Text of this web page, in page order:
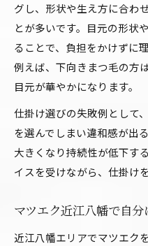
グし、形状や生え方に合わ
とが多いです。目元の形状
ることで、負担をかけずに
例えば、下向きまつ毛の方
目元が華やかになります。
仕掛け選びの失敗例として
を選んでしまい違和感が出
大きくなり持続性が低下す
イスを受けながら、仕掛け
マツエク近江八幡で自
近江八幡エリアでマツエク